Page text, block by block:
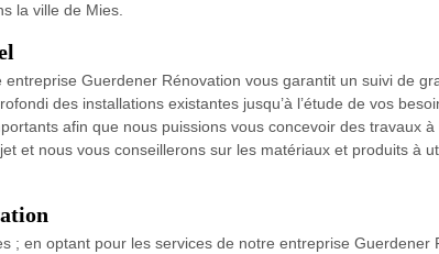
la ville de Mies.
Guerdener Rénovation vous garantit un suivi de
des installations existantes jusqu’à l’étude de vos
afin que nous puissions vous concevoir des travaux
et nous vous conseillerons sur les matériaux et produits à
en optant pour les services de notre entreprise Guerdener